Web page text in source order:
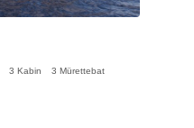
3 Kabin 3 Mürettebat